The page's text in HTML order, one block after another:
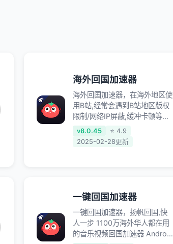
海外回国加速器
海外回国加速器，在海外地区使
用B站,经常会遇到B站地区版权
限制/网络IP屏蔽,缓冲卡顿等问
题,使用我们的哔哩哔哩专用回
国VPN,可加速解决各类网络问
v8.0.45
⭐ 4.9
2025-02-28更新
一键回国加速器
一键回国加速器，扬帆回国,快
人一步 1100万海外华人都在用
的音乐视频回国加速器 Android